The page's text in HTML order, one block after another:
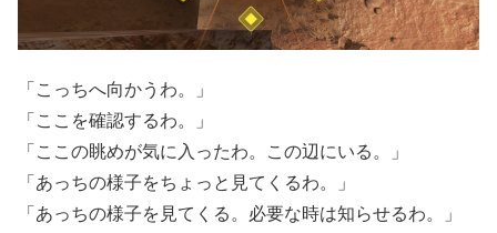
「こっちへ向かうわ。」
「ここを確認するわ。」
「ここの眺めが気に入ったわ。この辺にいる。」
「あっちの様子をちょっと見てくるわ。」
「あっちの様子を見てくる。必要な時は知らせるわ。」